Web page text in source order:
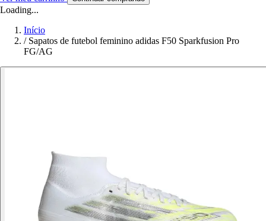
Loading...
Início
/ Sapatos de futebol feminino adidas F50 Sparkfusion Pro
FG/AG